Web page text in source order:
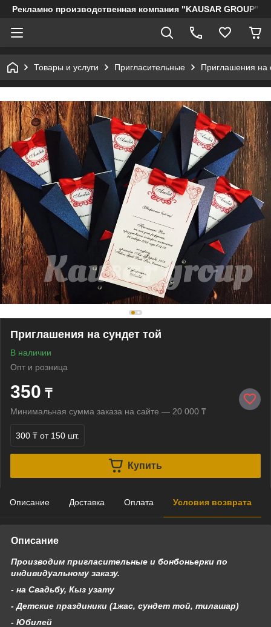
Рекламно производственная компания "KAUSAR GROUP"
Товары и услуги Пригласительные Приглашения на
Приглашения на сундет той
В наличии
Опт и розница
350 ₸
Минимальная сумма заказа на сайте — 20 000 ₸
300 ₸ от 150 шт.
Купить
Описание Доставка Оплата Условия возврата
Описание
Производим пригласительные и бонбоньерки по
индивидуальному заказу.
- на Свадьбу, Кыз узату
- Детские праздиники (1жас, сундет той, тилашар)
- Юбилей